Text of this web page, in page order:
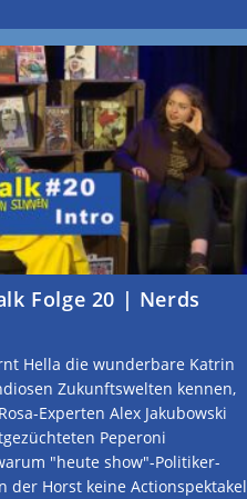
Folge 20 | Nerds
Hella die wunderbare Katrin
Zukunftswelten kennen,
Experten Alex Jakubowski
Peperoni
"heute show"-Politiker-
der Horst keine Actionspektakel